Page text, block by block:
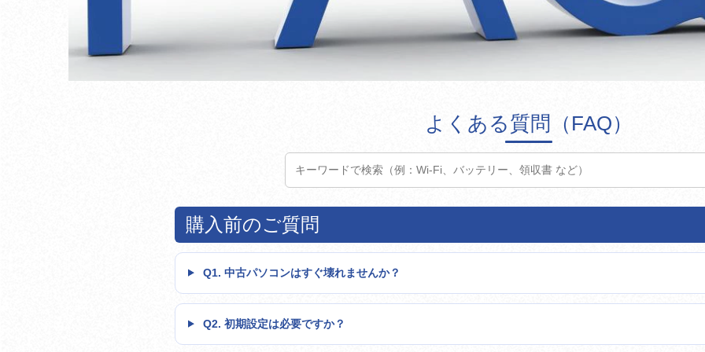
よくある質問（FAQ）
購入前のご質問
Q1. 中古パソコンはすぐ壊れませんか？
Q2. 初期設定は必要ですか？